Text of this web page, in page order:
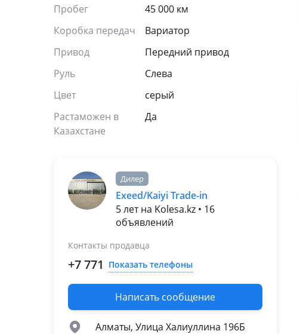
Пробег
45 000 км
Коробка передач
Вариатор
Привод
Передний привод
Руль
Слева
Цвет
серый
Растаможен в
Казахстане
Да
Дилер
Exeed/Kaiyi Trade-in
5 лет на Kolesa.kz • 16
объявлений
Контакты продавца
+7 771 Показать телефоны
Написать сообщение
Алматы, Улица Халиуллина 196Б